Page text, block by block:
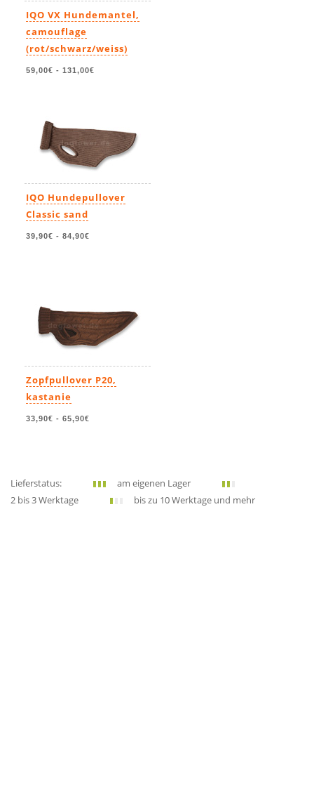
IQO VX Hundemantel,
camouflage
(rot/schwarz/weiss)
59,00€ - 131,00€
IQO Hundepullover
Classic sand
39,90€ - 84,90€
Zopfpullover P20,
kastanie
33,90€ - 65,90€
Lieferstatus:
am eigenen Lager
2 bis 3 Werktage
bis zu 10 Werktage und mehr